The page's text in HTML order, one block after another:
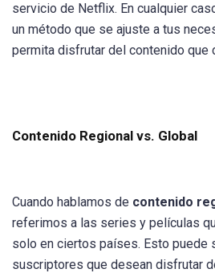
servicio de Netflix. En cualquier
un método que se ajuste a tus
permita disfrutar del contenido que
Contenido Regional vs. Global
Cuando hablamos de contenido
referimos a las series y películas
solo en ciertos países. Esto puede
suscriptores que desean disfrutar